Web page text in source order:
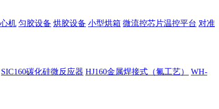
机 匀胶设备 烘胶设备 小型烘箱 微流控芯片温控平台 对准
SIC160碳化硅微反应器 HJ160金属焊接式（氟工艺）
WH-